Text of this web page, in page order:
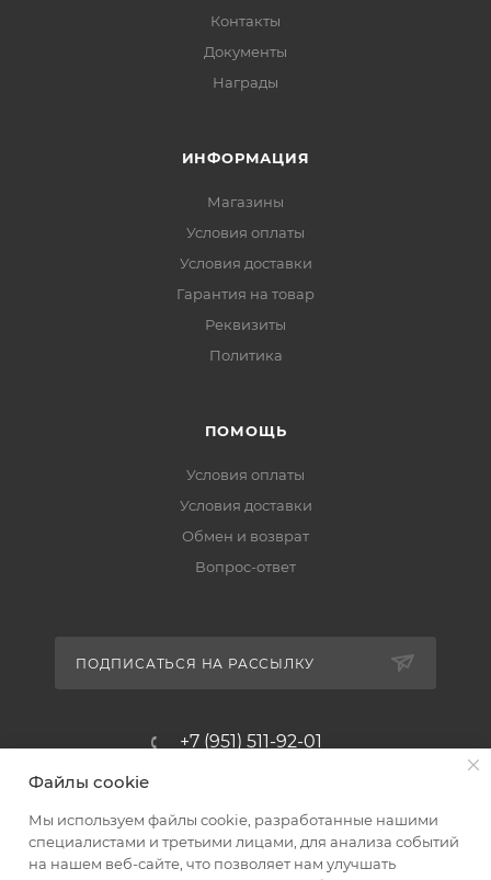
Контакты
Документы
Награды
ИНФОРМАЦИЯ
Магазины
Условия оплаты
Условия доставки
Гарантия на товар
Реквизиты
Политика
ПОМОЩЬ
Условия оплаты
Условия доставки
Обмен и возврат
Вопрос-ответ
ПОДПИСАТЬСЯ НА РАССЫЛКУ
+7 (951) 511-92-01
Магазин-склад ТЦ "Альтус"
Ростовская обл, Аксайский р-н,
пос. Янтарный, Малое Зеленое
Файлы cookie
Мы используем файлы cookie, разработанные нашими
специалистами и третьими лицами, для анализа событий
на нашем веб-сайте, что позволяет нам улучшать